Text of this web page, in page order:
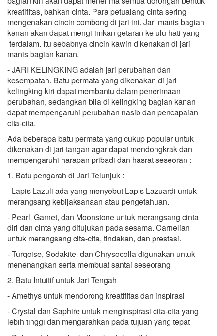
kreatifitas, bahkan cinta. Para petualang cinta sering
mengenakan cincin combong di jari ini. Jari manis bagian
kanan akan dapat mengirimkan getaran ke ulu hati yang
terdalam. Itu sebabnya cincin kawin dikenakan di jari
manis bagian kanan.
- JARI KELINGKING adalah jari perubahan dan
kesempatan. Batu permata yang dikenakan di jari
kelingking kiri dapat membantu dalam penerimaan
perubahan, sedangkan bila di kelingking bagian kanan
dapat mempengaruhi perubahan nasib dan pencapaian
cita-cita.
Ada beberapa batu permata yang cukup popular untuk
dikenakan di jari tangan agar dapat mendongkrak dan
mempengaruhi harapan pribadi dan hasrat seseoran :
1. Batu pengarah di Jari Telunjuk :
- Lapis Lazuli ada yang menyebut Lapis Lazuardi untuk
merangsang kebijaksanaan atau pengetahuan.
- Pearl, Garnet, dan Moonstone untuk merangsang cinta
diri dan cinta yang ditujukan pada sesama. Carnelian
untuk merangsang cita-cita, tindakan, dan prestasi.
- Turqoise, Sodakite, dan Chrysocolla digunakan untuk
menenangkan serta membuat santai seseorang
2. Batu Intuitif untuk Jari Tengah
- Amethys untuk mendorong kreatifitas dan inspirasi
- Crystal dan Saphire untuk menginspirasi cita-cita yang
lebih tinggi dan mengarahkan pada tujuan yang tepat